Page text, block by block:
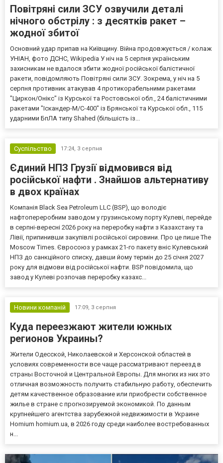
Повітряні сили ЗСУ озвучили деталі
нічного обстрілу : з десятків ракет –
жодної збитої
Основний удар припав на Київщину. Війна продовжується / колаж
УНІАН, фото ДСНС, Wikipedia У ніч на 5 серпня українським
захисникам не вдалося збити жодної російської балістичної
ракети, повідомляють Повітряні сили ЗСУ. Зокрема, у ніч на 5
серпня противник атакував 4 протикорабельними ракетами
"Циркон/Онікс" із Курської та Ростовської обл., 24 балістичними
ракетами "Іскандер-М/С-400" із Брянської та Курської обл., 115
ударними БпЛА типу Shahed (більшість із...
Суспільство 17:24, 3 серпня
Єдиний НПЗ Грузії відмовився від
російської нафти . Знайшов альтернативу
в двох країнах
Компанія Black Sea Petroleum LLC (BSP), що володіє
нафтопереробним заводом у грузинському порту Кулеві, перейде
в серпні-вересні 2026 року на переробку нафти з Казахстану та
Лівії, припинивши закупівлі російської сировини. Про це пише The
Moscow Times. Євросоюз у рамках 21-го пакету вніс Кулевський
НПЗ до санкційного списку, давши йому термін до 25 січня 2027
року для відмови від російської нафти. BSP повідомила, що
завод у Кулеві розпочав переробку казахс...
Новини компаній 17:09, 3 серпня
Куда переезжают жители южных
регионов Украины?
Жители Одесской, Николаевской и Херсонской областей в
условиях современности все чаще рассматривают переезд в
страны Восточной и Центральной Европы. Для многих из них это
отличная возможность получить стабильную работу, обеспечить
детям качественное образование или приобрести собственное
жилье в стране с прогнозируемой экономикой. По данным
крупнейшего агентства зарубежной недвижимости в Украине
Homium homium.ua, в 2026 году среди наиболее востребованных
н...